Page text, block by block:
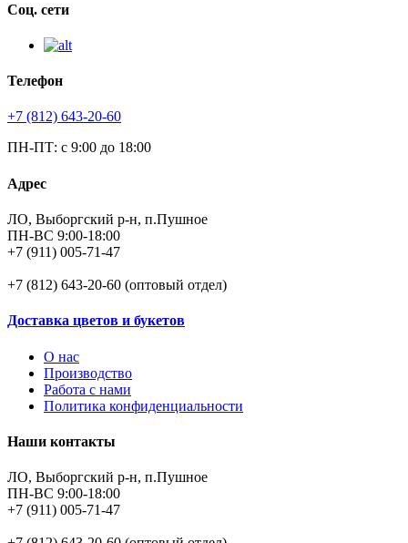
Соц. сети
Телефон
+7 (812) 643-20-60
ПН-ПТ: с 9:00 до 18:00
Адрес
ЛО, Выборгский р-н, п.Пушное
ПН-ВС 9:00-18:00
+7 (911) 005-71-47
+7 (812) 643-20-60 (оптовый отдел)
Доставка цветов и букетов
О нас
Производство
Работа с нами
Политика конфиденциальности
Наши контакты
ЛО, Выборгский р-н, п.Пушное
ПН-ВС 9:00-18:00
+7 (911) 005-71-47